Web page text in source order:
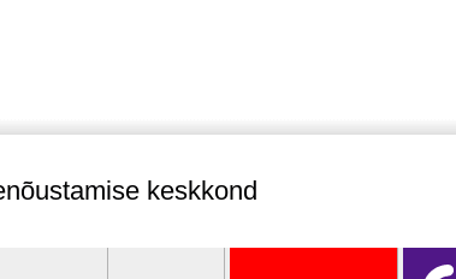
keskkond